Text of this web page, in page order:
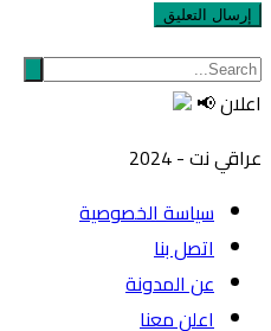
اعلان 📢
عراقي نت - 2024
سياسة الخصوصية
اتصل بنا
عن المدونة
اعلن معنا